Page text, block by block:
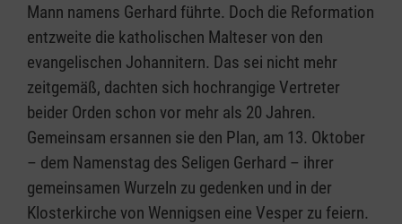
Mann namens Gerhard führte. Doch die Reformation
entzweite die katholischen Malteser von den
evangelischen Johannitern. Das sei nicht mehr
zeitgemäß, dachten sich hochrangige Vertreter
beider Orden schon vor mehr als 20 Jahren.
Gemeinsam ersannen sie den Plan, am 13. Oktober
– dem Namenstag des Seligen Gerhard – ihrer
gemeinsamen Wurzeln zu gedenken und in der
Klosterkirche von Wennigsen eine Vesper zu feiern.